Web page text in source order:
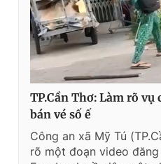
TP.Cần Thơ: Làm rõ vụ
bán vé số ế
Công an xã Mỹ Tú
rõ một đoạn video